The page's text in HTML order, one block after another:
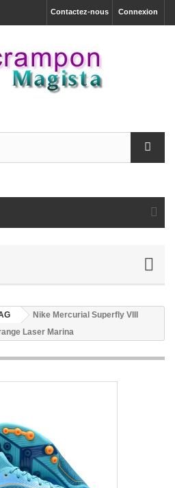
Connexion
Contactez-nous
Nike Mercurial Superfly VIII
Laser Marina